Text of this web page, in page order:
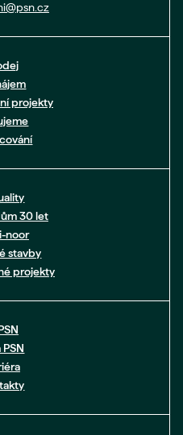
projekty
30 let
noor
stavby
projekty
PSN